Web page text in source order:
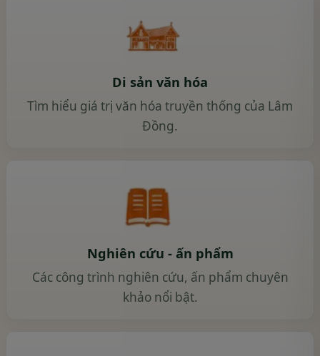
Di sản văn hóa
Tìm hiểu giá trị văn hóa truyền thống của Lâm
Đồng.
Nghiên cứu - ấn phẩm
Các công trình nghiên cứu, ấn phẩm chuyên
khảo nổi bật.